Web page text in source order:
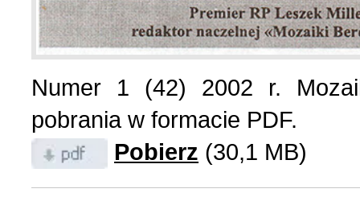
List do redakcji (7)
Literatura (2)
Losy Polaków
1 (156) 2024 r. (5)
4 (155) 2023 r. (1)
3 (154) 2023 r. (1)
Numer 1 (42) 2002 r.
pobrania w formacie PDF.
Pobierz (30,1 MB)